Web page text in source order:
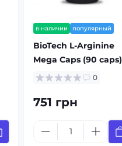
в наличии популярный
BioTech L-Arginine
Mega Caps (90 caps)
0
751 грн